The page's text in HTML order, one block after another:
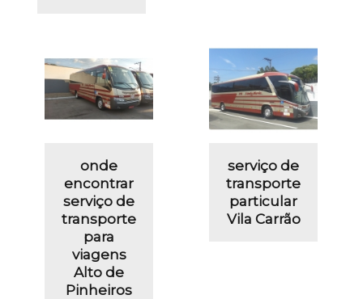
onde
encontrar
serviço de
transporte
para
viagens
Alto de
Pinheiros
serviço de
transporte
particular
Vila Carrão